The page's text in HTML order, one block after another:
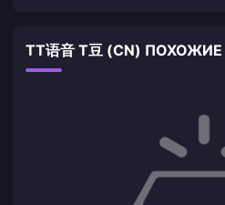
TT语音 T豆 (CN)